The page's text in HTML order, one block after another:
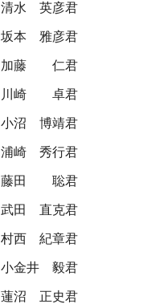
清水 英彦君
坂本 雅彦君
加藤 仁君
川崎 卓君
小沼 博靖君
浦崎 秀行君
藤田 聡君
武田 直克君
村西 紀章君
小金井 毅君
蓮沼 正史君